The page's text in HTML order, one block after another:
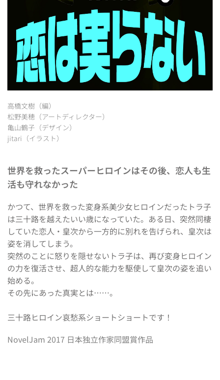
高橋文樹（編）
松野美穂（アートディレクター）
亀山鶴子（デザイン）
jitari（イラスト）
世界を救ったスーパーヒロインはその後、恋人も生
活も守れなかった
かつて、世界を救った変身系美少女ヒロインだったトラ子
は三十路を越えたいい歳になっていた。ある日、突然同棲
していた恋人・皇次から一方的に別れを告げられ、皇次は
姿を消してしまう。
突然のことに怒りを隠せないトラ子は、再び変身ヒロイン
の力を復活させ、超人的な能力を駆使して皇次の姿を追い
始める。
その先にあった真実とは……。
三十路ヒロイン哀愁系ショートショートです！
NovelJam 2017 日本独立作家同盟賞作品